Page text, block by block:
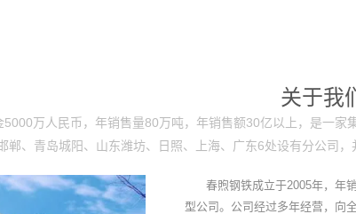
关于我们
万人民币，年销售量80万吨，年销售额30亿以上，是一
郸、青岛城阳、山东潍坊、日照、上海、广东6处设有分公司
春煦钢铁成立于2005年，年销
型公司。公司经过多年经营，向